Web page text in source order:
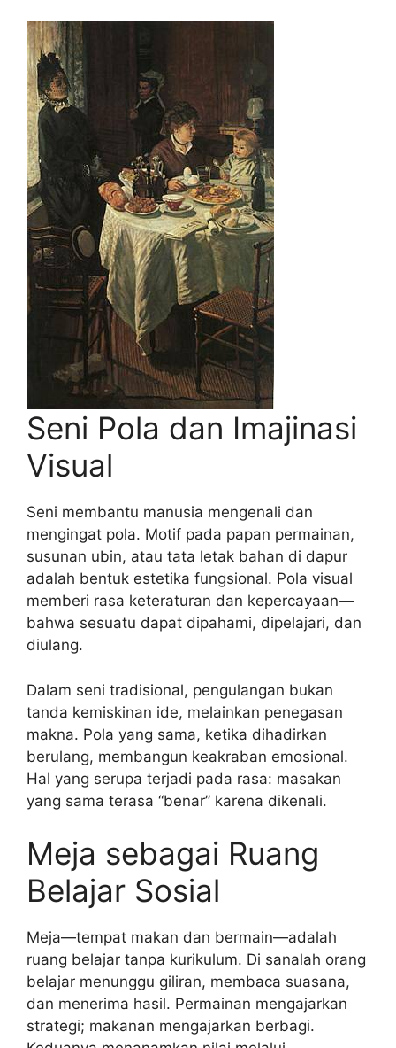
Seni Pola dan Imajinasi
Visual
Seni membantu manusia mengenali dan
mengingat pola. Motif pada papan permainan,
susunan ubin, atau tata letak bahan di dapur
adalah bentuk estetika fungsional. Pola visual
memberi rasa keteraturan dan kepercayaan—
bahwa sesuatu dapat dipahami, dipelajari, dan
diulang.
Dalam seni tradisional, pengulangan bukan
tanda kemiskinan ide, melainkan penegasan
makna. Pola yang sama, ketika dihadirkan
berulang, membangun keakraban emosional.
Hal yang serupa terjadi pada rasa: masakan
yang sama terasa “benar” karena dikenali.
Meja sebagai Ruang
Belajar Sosial
Meja—tempat makan dan bermain—adalah
ruang belajar tanpa kurikulum. Di sanalah orang
belajar menunggu giliran, membaca suasana,
dan menerima hasil. Permainan mengajarkan
strategi; makanan mengajarkan berbagi.